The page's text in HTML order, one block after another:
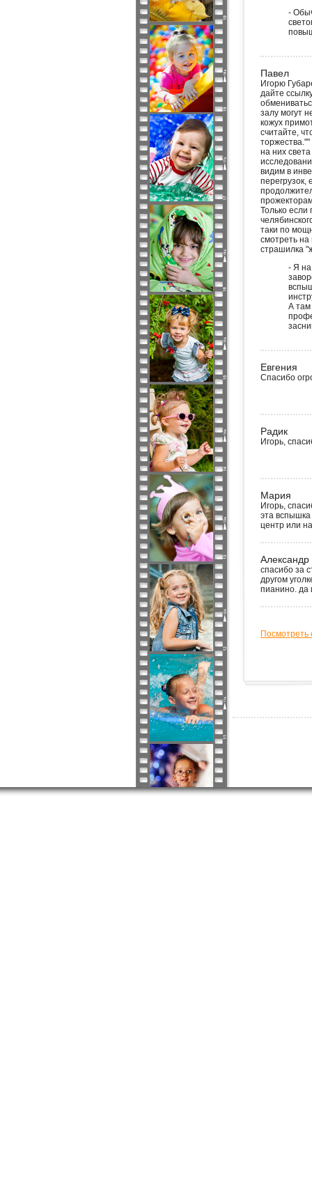
-
Павел
Игорю
дайте
залу могут
кожух
считайте,
на них
видим в
перегрузок,
Только если
таки по
смотреть
страшилка
- Я на
А там
Евгения
Спасибо
Радик
Игорь,
Мария
Игорь,
эта
центр или
Александр
спасибо за
другом
пианино. да
Посмотреть